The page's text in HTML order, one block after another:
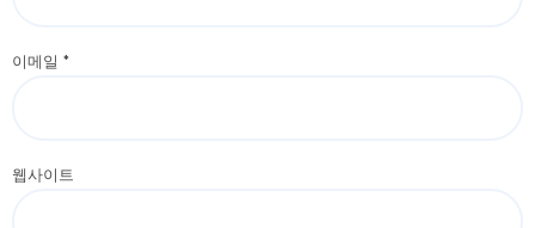
이메일 *
웹사이트